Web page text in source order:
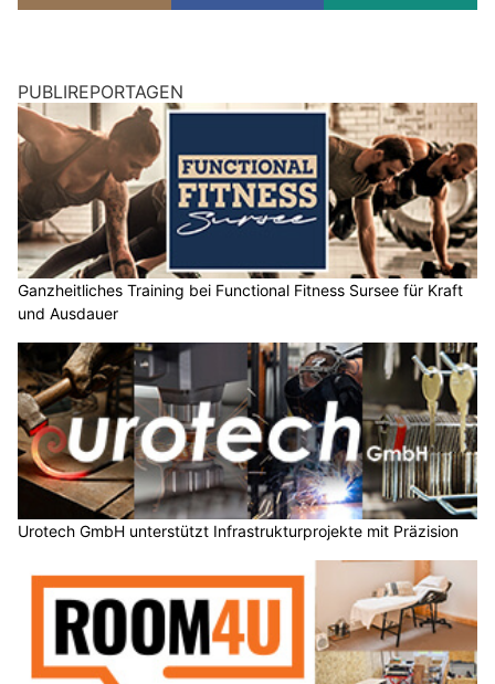
Ganzheitliches Training bei Functional Fitness Sursee für Kraft
und Ausdauer
Urotech GmbH unterstützt Infrastrukturprojekte mit Präzision